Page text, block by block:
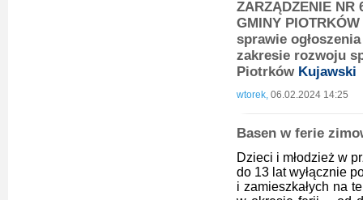
ZARZĄDZENIE NR
GMINY
sprawie
zakresie rozwoju
Piotrków Kujawski
wtorek, 06.02.2024 14:25
Basen w ferie
Dzieci i młodzież w
do 13 lat wyłącznie
i zamieszkałych na